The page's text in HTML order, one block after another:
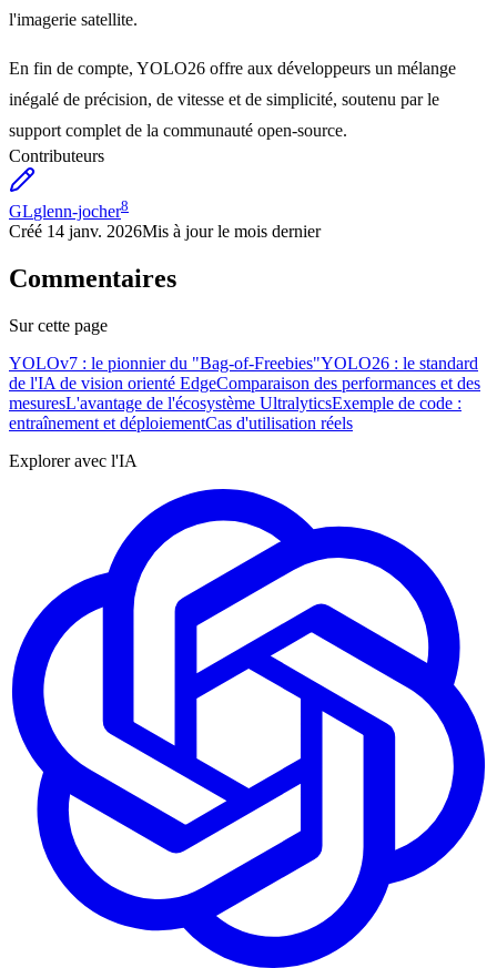
l'imagerie satellite.
En fin de compte, YOLO26 offre aux développeurs un mélange
inégalé de précision, de vitesse et de simplicité, soutenu par le
support complet de la communauté open-source.
Contributeurs
GLglenn-jocher8
Créé 14 janv. 2026Mis à jour le mois dernier
Commentaires
Sur cette page
YOLOv7 : le pionnier du "Bag-of-Freebies"YOLO26 : le standard
de l'IA de vision orienté EdgeComparaison des performances et des
mesuresL'avantage de l'écosystème UltralyticsExemple de code :
entraînement et déploiementCas d'utilisation réels
Explorer avec l'IA